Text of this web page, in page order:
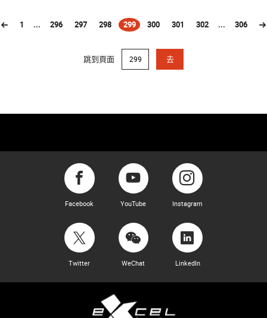
1 ... 296 297 298 299
(current)300 301 302 ... 306
跳到頁面 去
Facebook YouTube Instagram
Twitter WeChat LinkedIn